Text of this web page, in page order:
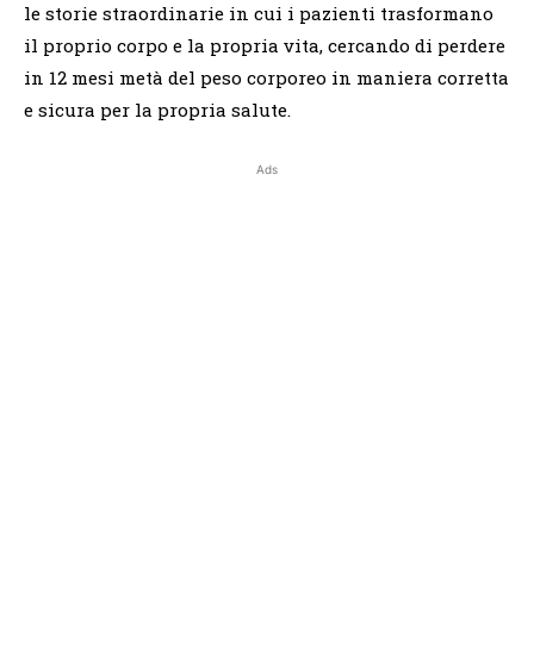
le storie straordinarie in cui i pazienti trasformano
il proprio corpo e la propria vita, cercando di perdere
in 12 mesi metà del peso corporeo in maniera corretta
e sicura per la propria salute.
Ads